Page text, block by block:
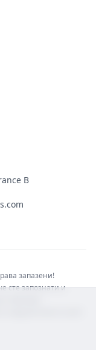
B
запазени!
сте запознати и